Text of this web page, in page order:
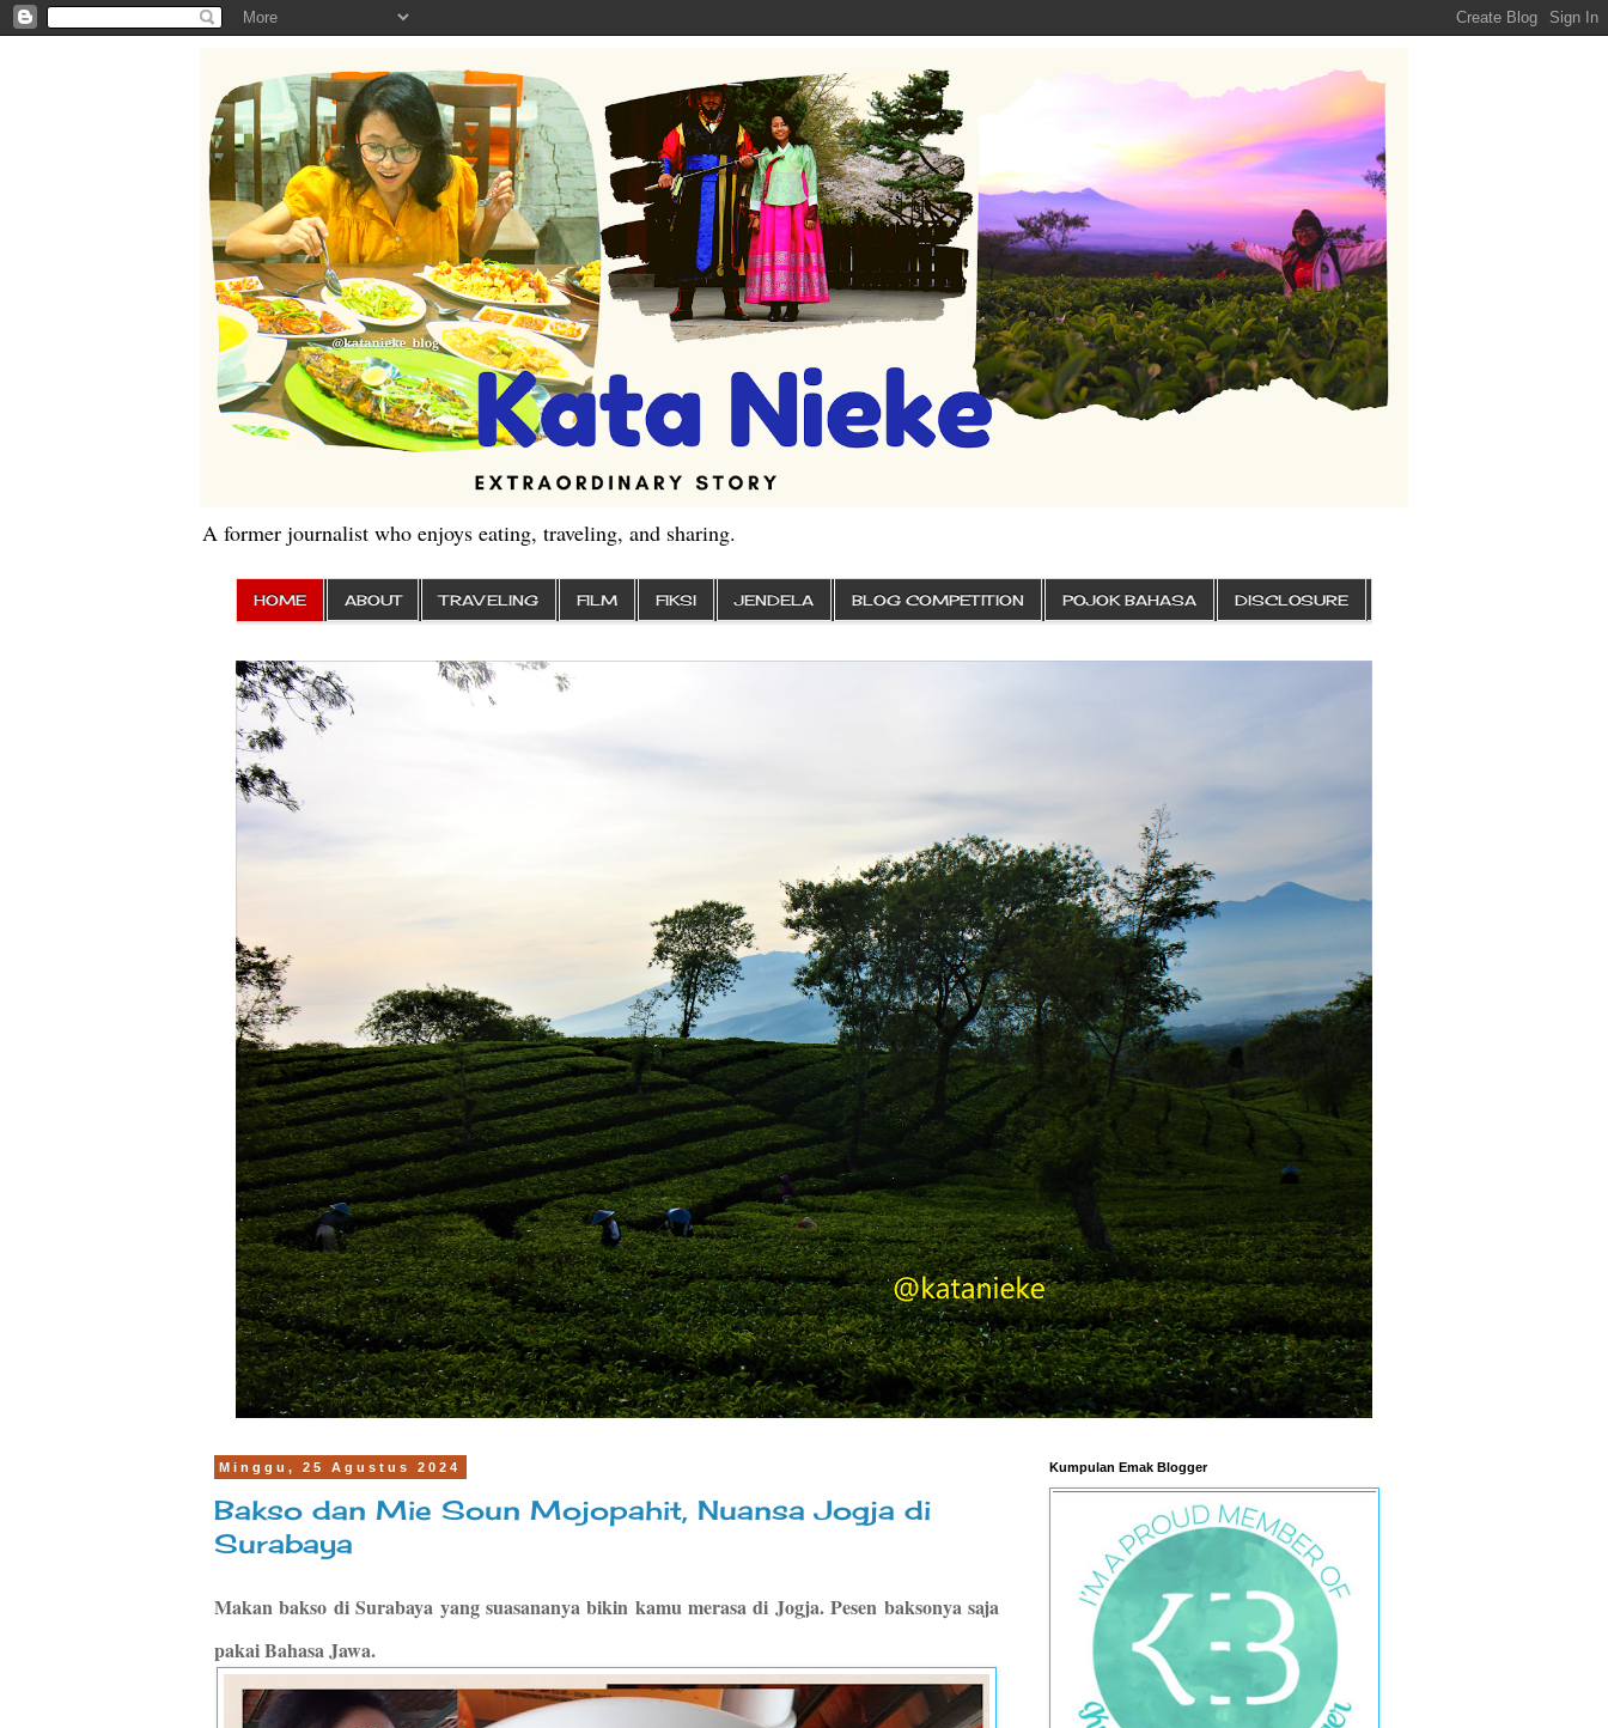
A former journalist who enjoys eating, traveling, and sharing.
HOME ABOUT TRAVELING FILM FIKSI JENDELA BLOG COMPETITION POJOK BAHASA DISCLOSURE
Minggu, 25 Agustus 2024
Bakso dan Mie Soun Mojopahit, Nuansa Jogja di
Surabaya
Makan bakso di Surabaya yang suasananya bikin kamu merasa di Jogja. Pesen baksonya saja
pakai Bahasa Jawa.
Kumpulan Emak Blogger